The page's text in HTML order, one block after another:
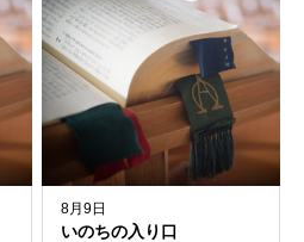
8月9日
いのちの入り口